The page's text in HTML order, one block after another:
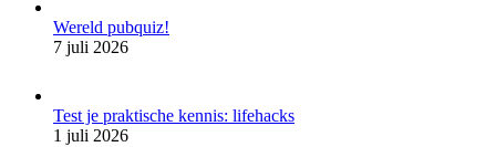
Wereld pubquiz!
7 juli 2026
Test je praktische kennis: lifehacks
1 juli 2026